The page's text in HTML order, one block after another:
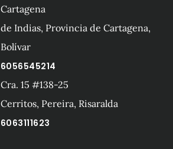
Cartagena
de Indias, Provincia de Cartagena,
Bolívar
6056545214
Cra. 15 #138-25
Cerritos, Pereira, Risaralda
6063111623